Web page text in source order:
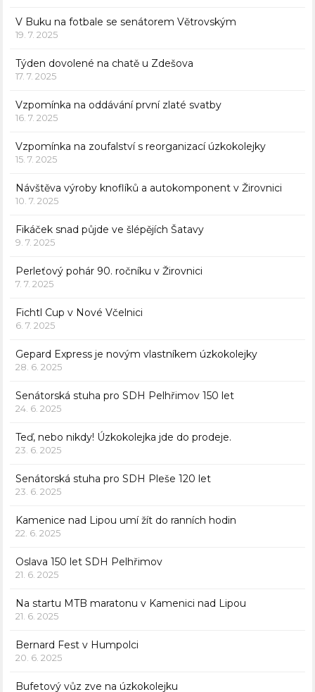
V Buku na fotbale se senátorem Větrovským
19. 7. 2025
Týden dovolené na chatě u Zdešova
17. 7. 2025
Vzpomínka na oddávání první zlaté svatby
16. 7. 2025
Vzpomínka na zoufalství s reorganizací úzkokolejky
15. 7. 2025
Návštěva výroby knoflíků a autokomponent v Žirovnici
10. 7. 2025
Fikáček snad půjde ve šlépějích Šatavy
9. 7. 2025
Perleťový pohár 90. ročníku v Žirovnici
7. 7. 2025
Fichtl Cup v Nové Včelnici
6. 7. 2025
Gepard Express je novým vlastníkem úzkokolejky
28. 6. 2025
Senátorská stuha pro SDH Pelhřimov 150 let
24. 6. 2025
Teď, nebo nikdy! Úzkokolejka jde do prodeje.
23. 6. 2025
Senátorská stuha pro SDH Pleše 120 let
23. 6. 2025
Kamenice nad Lipou umí žít do ranních hodin
22. 6. 2025
Oslava 150 let SDH Pelhřimov
21. 6. 2025
Na startu MTB maratonu v Kamenici nad Lipou
21. 6. 2025
Bernard Fest v Humpolci
20. 6. 2025
Bufetový vůz zve na úzkokolejku